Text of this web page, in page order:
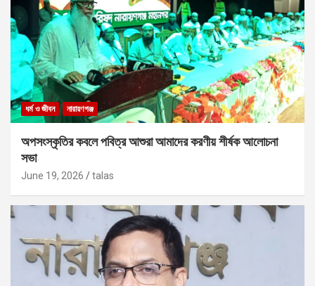
ধর্ম ও জীবন নারায়ণগঞ্জ
অপসংস্কৃতির কবলে পবিত্র আশুরা আমাদের করণীয় শীর্ষক আলোচনা
সভা
June 19, 2026 talas